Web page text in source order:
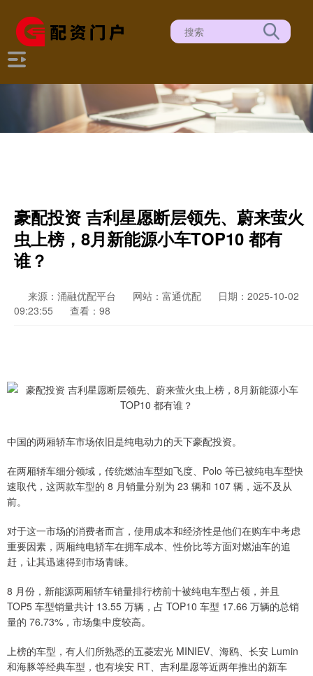
豪配投资 吉利星愿断层领先、蔚来萤火
虫上榜，8月新能源小车TOP10 都有
谁？
来源：涌融优配平台 网站：富通优配
日期：2025-10-02
09:23:55
查看：98
中国的两厢轿车市场依旧是纯电动力的天下豪配投资。
在两厢轿车细分领域，传统燃油车型如飞度、Polo 等已被纯电车型快
速取代，这两款车型的 8 月销量分别为 23 辆和 107 辆，远不及从
前。
对于这一市场的消费者而言，使用成本和经济性是他们在购车中考虑
重要因素，两厢纯电轿车在拥车成本、性价比等方面对燃油车的追
赶，让其迅速得到市场青睐。
8 月份，新能源两厢轿车销量排行榜前十被纯电车型占领，并且
TOP5 车型销量共计 13.55 万辆，占 TOP10 车型 17.66 万辆的总销
量的 76.73%，市场集中度较高。
上榜的车型，有人们所熟悉的五菱宏光 MINIEV、海鸥、长安 Lumin
和海豚等经典车型，也有埃安 RT、吉利星愿等近两年推出的新车